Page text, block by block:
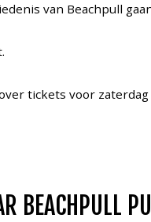
van Beachpull
tickets voor zaterdag
BEACHPULL